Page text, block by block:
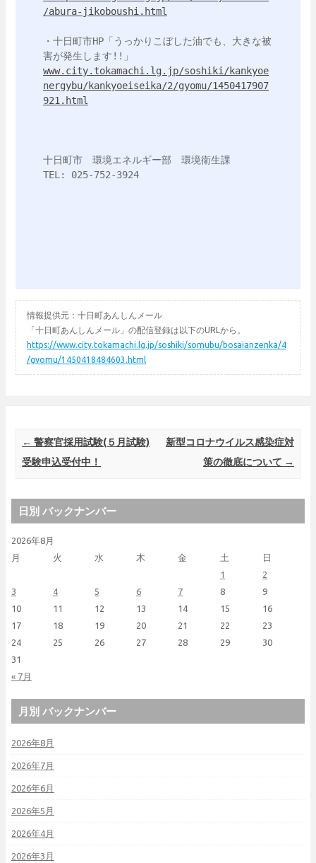
/abura-jikoboushi.html
・十日町市HP「うっかりこぼした油でも、大きな被
www.city.tokamachi.lg.jp/soshiki/kankyoe
nergybu/kankyoeiseika/2/gyomu/1450417907
921.html
十日町市　環境エネルギー部　環境衛生課
TEL: 025-752-3924
情報提供元：十日町あんしんメール
「十日町あんしんメール」の配信登録は以下のURLから。
https://www.city.tokamachi.lg.jp/soshiki/somubu/bosaianzenka/4
/gyomu/1450418484603.html
Post navigation
← 警察官採用試験(５月試験)
受験申込受付中！
新型コロナウイルス感染症対
策の徹底について →
日別 バックナンバー
2026年8月
月
火 水 木 金 土 日
« 7月
1
2
3
4 5 6 7 8
9
10
11 12 13 14 15
16
17
18 19 20 21 22
23
24
25 26 27 28 29
30
31
月別 バックナンバー
2026年8月
2026年7月
2026年6月
2026年5月
2026年4月
2026年3月